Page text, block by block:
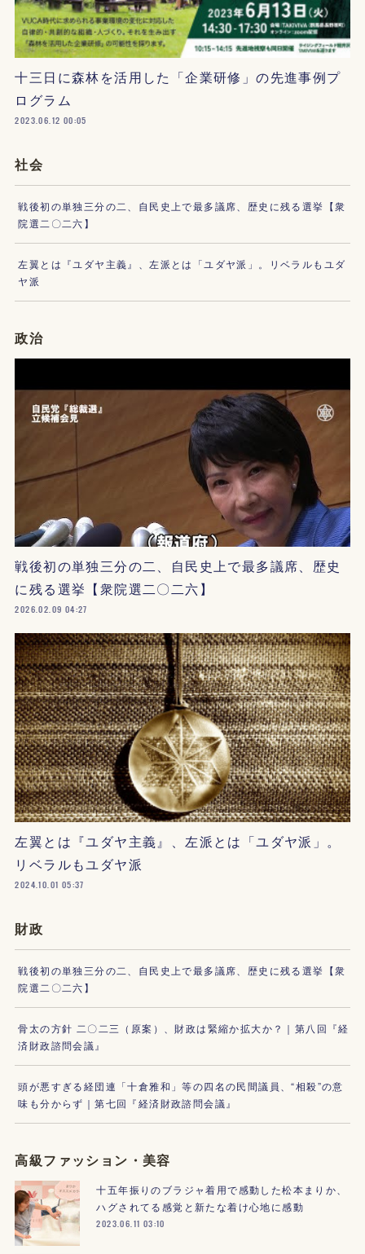
十三日に森林を活用した「企業研修」の先進事例プ
ログラム
2023.06.12 00:05
社会
戦後初の単独三分の二、自民史上で最多議席、歴史に残る選挙【衆
院選二〇二六】
左翼とは『ユダヤ主義』、左派とは「ユダヤ派」。リベラルもユダ
ヤ派
政治
戦後初の単独三分の二、自民史上で最多議席、歴史
に残る選挙【衆院選二〇二六】
2026.02.09 04:27
左翼とは『ユダヤ主義』、左派とは「ユダヤ派」。
リベラルもユダヤ派
2024.10.01 05:37
財政
戦後初の単独三分の二、自民史上で最多議席、歴史に残る選挙【衆
院選二〇二六】
骨太の方針 二〇二三（原案）、財政は緊縮か拡大か？｜第八回『経
済財政諮問会議』
頭が悪すぎる経団連「十倉雅和」等の四名の民間議員、“相殺”の意
味も分からず｜第七回『経済財政諮問会議』
高級ファッション・美容
十五年振りのブラジャ着用で感動した松本まりか、
ハグされてる感覚と新たな着け心地に感動
2023.06.11 03:10